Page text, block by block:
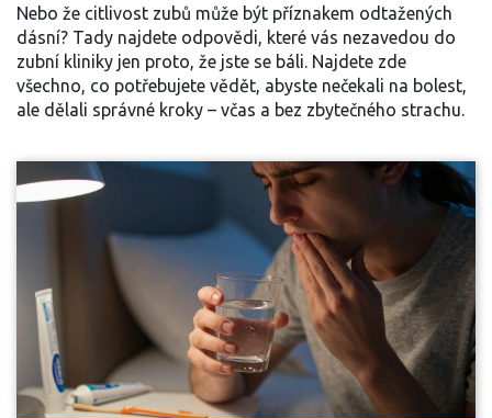
Nebo že citlivost zubů může být příznakem odtažených
dásní? Tady najdete odpovědi, které vás nezavedou do
zubní kliniky jen proto, že jste se báli. Najdete zde
všechno, co potřebujete vědět, abyste nečekali na bolest,
ale dělali správné kroky – včas a bez zbytečného strachu.